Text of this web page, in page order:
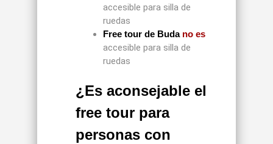
accesible para silla de
ruedas
Free tour de Buda no es
accesible para silla de
ruedas
¿Es aconsejable el
free tour para
personas con